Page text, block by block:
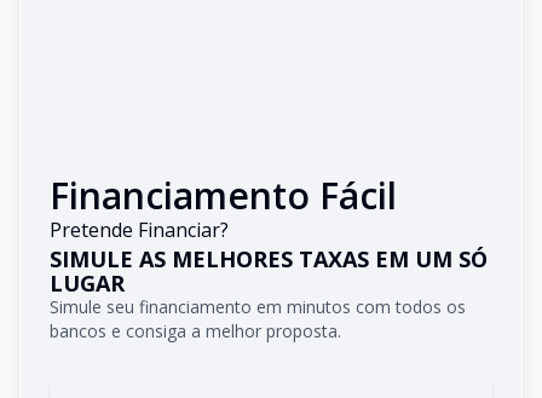
Financiamento Fácil
Pretende Financiar?
SIMULE AS MELHORES TAXAS EM UM SÓ
LUGAR
Simule seu financiamento em minutos com todos os
bancos e consiga a melhor proposta.